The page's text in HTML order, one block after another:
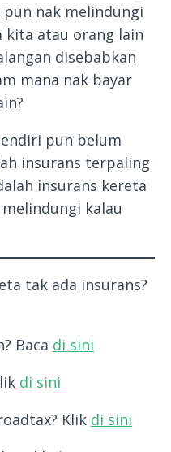
nak melindungi
kita atau orang lain
disebabkan
mana nak bayar
pun belum
insurans terpaling
insurans kereta
kalau
tak ada insurans?
Baca di sini
di sini
Klik di sini